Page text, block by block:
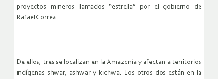
proyectos mineros llamados “estrella” por el gobierno de
Rafael Correa.
De ellos, tres se localizan en la Amazonía y afectan a territorios
indígenas shwar, ashwar y kichwa. Los otros dos están en la